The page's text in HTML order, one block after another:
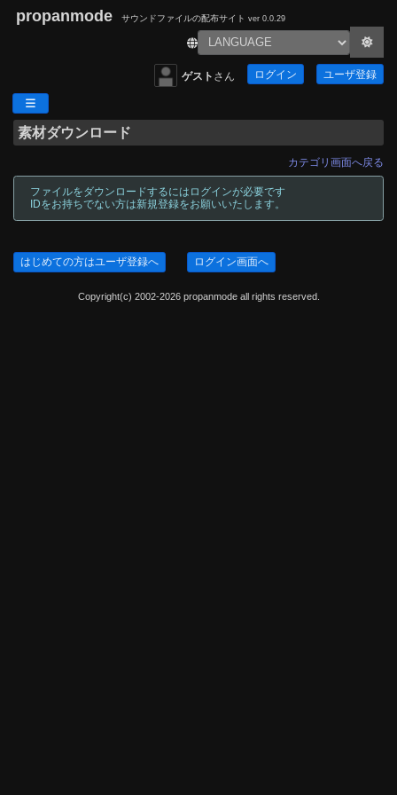
propanmode サウンドファイルの配布サイト ver 0.0.29
ゲスト さん ログイン ユーザ登録
素材ダウンロード
カテゴリ画面へ戻る
ファイルをダウンロードするにはログインが必要です
IDをお持ちでない方は新規登録をお願いいたします。
はじめての方はユーザ登録へ ログイン画面へ
Copyright(c) 2002-2026 propanmode all rights reserved.